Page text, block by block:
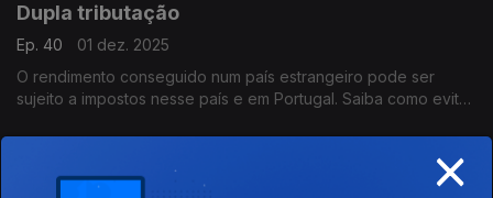
Dupla tributação
Ep. 40
01 dez. 2025
O rendimento conseguido num país estrangeiro pode ser
sujeito a impostos nesse país e em Portugal. Saiba como evitar
Precauções nas deslocações ao estrangeiro×